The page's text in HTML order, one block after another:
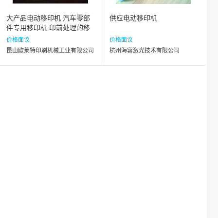
大产品电动移印机 汽车零部
件专用移印机 印前处理的移
印机
价格面议
昆山欧莱特印刷机械工业有限公司
供应电动移印机
价格面议
杭州海容激光技术有限公司